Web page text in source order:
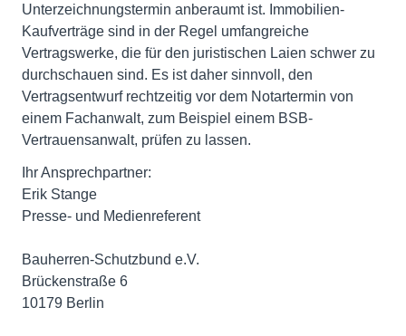
Unterzeichnungstermin anberaumt ist. Immobilien-
Kaufverträge sind in der Regel umfangreiche
Vertragswerke, die für den juristischen Laien schwer zu
durchschauen sind. Es ist daher sinnvoll, den
Vertragsentwurf rechtzeitig vor dem Notartermin von
einem Fachanwalt, zum Beispiel einem BSB-
Vertrauensanwalt, prüfen zu lassen.
Ihr Ansprechpartner:
Erik Stange
Presse- und Medienreferent
Bauherren-Schutzbund e.V.
Brückenstraße 6
10179 Berlin